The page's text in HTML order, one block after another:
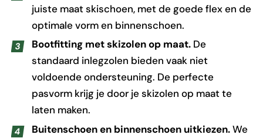
juiste maat skischoen, met de goede flex en de
optimale vorm en binnenschoen.
Bootfitting met skizolen op maat. De
standaard inlegzolen bieden vaak niet
voldoende ondersteuning. De perfecte
pasvorm krijg je door je skizolen op maat te
laten maken.
Buitenschoen en binnenschoen uitkiezen.We